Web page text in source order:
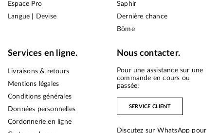
Espace Pro
Langue | Devise
Saphir
Dernière chance
Bōme
Services en ligne.
Livraisons & retours
Mentions légales
Conditions générales
Données personnelles
Cordonnerie en ligne
Nous contacter.
Pour une assistance sur une
commande en cours ou
passée:
SERVICE CLIENT
Discutez sur WhatsApp pour